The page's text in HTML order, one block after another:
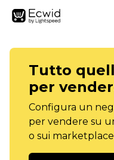
Tutto
per
Configura un
per vendere su
o sui